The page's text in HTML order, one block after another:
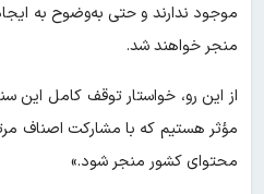
موجود ندارند و حتی به‌وضوح به
منجر خواهند شد.
از این رو، خواستار توقف کامل این
مؤثر هستیم که با مشارکت اصناف
محتوای کشور منجر شود.»